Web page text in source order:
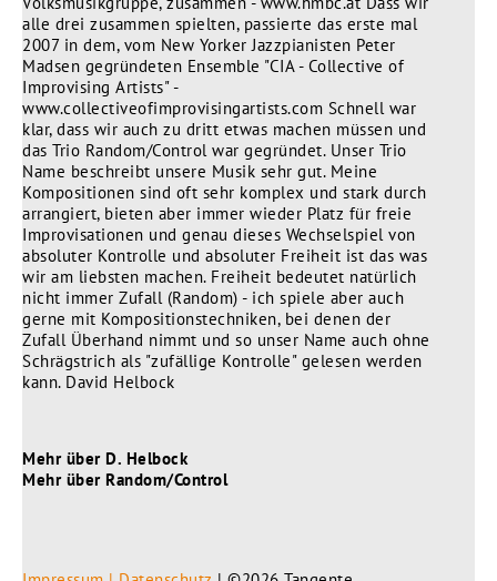
alle drei zusammen spielten, passierte das erste mal
2007 in dem, vom New Yorker Jazzpianisten Peter
Madsen gegründeten Ensemble "CIA - Collective of
Improvising Artists" -
www.collectiveofimprovisingartists.com Schnell war
klar, dass wir auch zu dritt etwas machen müssen und
das Trio Random/Control war gegründet. Unser Trio
Name beschreibt unsere Musik sehr gut. Meine
Kompositionen sind oft sehr komplex und stark durch
arrangiert, bieten aber immer wieder Platz für freie
Improvisationen und genau dieses Wechselspiel von
absoluter Kontrolle und absoluter Freiheit ist das was
wir am liebsten machen. Freiheit bedeutet natürlich
nicht immer Zufall (Random) - ich spiele aber auch
gerne mit Kompositionstechniken, bei denen der
Zufall Überhand nimmt und so unser Name auch ohne
Schrägstrich als "zufällige Kontrolle" gelesen werden
kann. David Helbock
Mehr über D. Helbock
Mehr über Random/Control